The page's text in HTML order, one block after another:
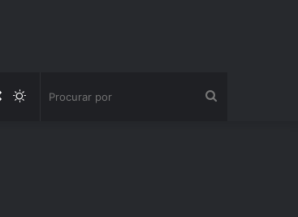
Switch
Artigo